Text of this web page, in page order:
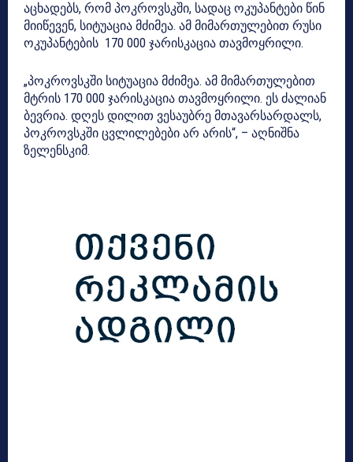
აცხადებს, რომ პოკროვსკში, სადაც ოკუპანტები წინ
მიიწევენ, სიტუაცია მძიმეა. ამ მიმართულებით რუსი
ოკუპანტების 170 000 ჯარისკაცია თავმოყრილი.
„პოკროვსკში სიტუაცია მძიმეა. ამ მიმართულებით
მტრის 170 000 ჯარისკაცია თავმოყრილი. ეს ძალიან
ბევრია. დღეს დილით ვესაუბრე მთავარსარდალს,
პოკროვსკში ცვლილებები არ არის“, – აღნიშნა
ზელენსკიმ.